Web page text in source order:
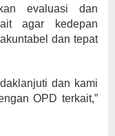
evaluasi dan
agar kedepan
dan tepat
dan kami
OPD terkait,”